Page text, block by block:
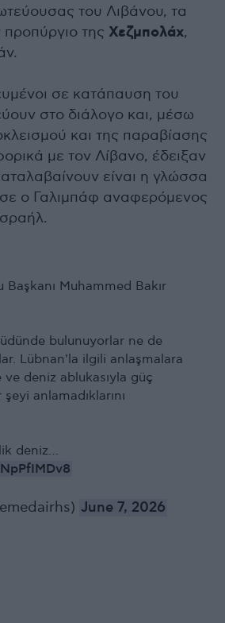
του Λιβάνου, τα
της Χεζμπολάχ,
σε κατάπαυση του
στο διάλογο και, μέσω
και της παραβίασης
με τον Λίβανο, έδειξαν
είναι η γλώσσα
ο Γαλιμπάφ αναφερόμενος
Başkanı Muhammed Bakır
bulunuyorlar ne de
Lübnan'la ilgili anlaşmalara
deniz ablukasıyla güç
anlamadıklarını
deniz…
June 7, 2026